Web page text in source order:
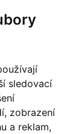
sledovací
zobrazení
a reklam,